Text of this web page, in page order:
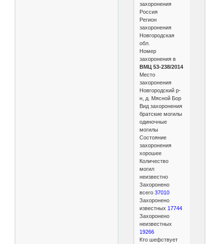
захоронения
Россия
Регион
захоронения
Новгородская
обл.
Номер
захоронения в
ВМЦ 53-238/2014
Место
захоронения
Новгородский р-
н, д. Мясной Бор
Вид захоронения
братские могилы
одиночные
могилы
Состояние
захоронения
хорошее
Количество
могил
неизвестно
Захоронено
всего 37010
Захоронено
известных 17744
Захоронено
неизвестных
19266
Кто шефствует